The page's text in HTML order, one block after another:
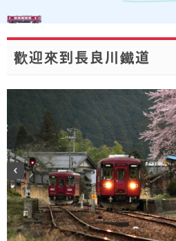
歡迎來到長良川鐵道